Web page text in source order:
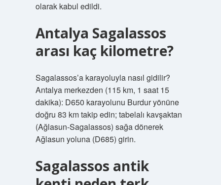
olarak kabul edildi.
Antalya Sagalassos
arası kaç kilometre?
Sagalassos’a karayoluyla nasıl gidilir?
Antalya merkezden (115 km, 1 saat 15
dakika): D650 karayolunu Burdur yönüne
doğru 83 km takip edin; tabelalı kavşaktan
(Ağlasun-Sagalassos) sağa dönerek
Ağlasun yoluna (D685) girin.
Sagalassos antik